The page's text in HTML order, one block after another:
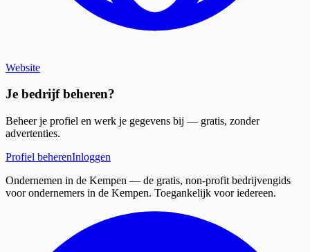
Website
Je bedrijf beheren?
Beheer je profiel en werk je gegevens bij — gratis, zonder
advertenties.
Profiel beherenInloggen
Ondernemen in de Kempen — de gratis, non-profit bedrijvengids
voor ondernemers in de Kempen. Toegankelijk voor iedereen.